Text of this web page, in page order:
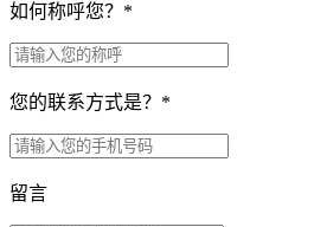
如何称呼您？ *
您的联系方式是？ *
留言